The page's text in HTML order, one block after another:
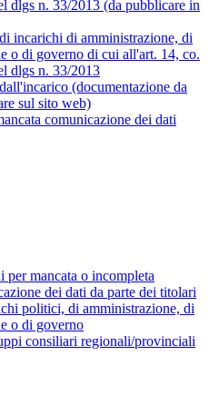
dlgs n. 33/2013 (da pubblicare in
incarichi di amministrazione, di
o di governo di cui all'art. 14, co.
dlgs n. 33/2013
(documentazione da
sul sito web)
comunicazione dei dati
per mancata o incompleta
dei dati da parte dei titolari
politici, di amministrazione, di
o di governo
consiliari regionali/provinciali